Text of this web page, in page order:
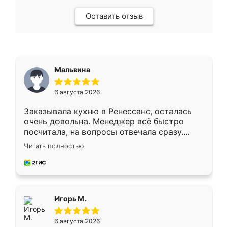
Оставить отзыв
Мальвина
6 августа 2026
Заказывала кухню в Ренессанс, осталась
очень довольна. Менеджер всё быстро
посчитала, на вопросы отвечала сразу.
Замерщик приехал в субботу, подошёл к
делу со всей ответственностью. Собрали
за день, ребята работали аккуратно, даже
Читать полностью
Игорь М.
6 августа 2026